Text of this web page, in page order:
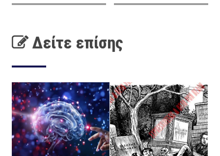
Δείτε επίσης